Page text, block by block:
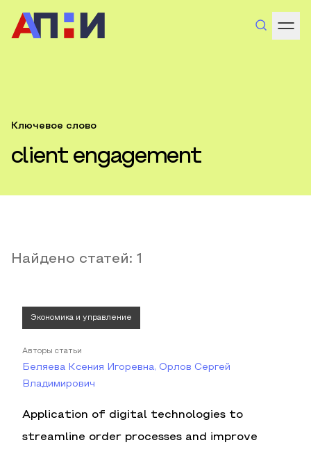
Ключевое слово
client engagement
Найдено статей: 1
Экономика и управление
Авторы статьи
Беляева Ксения Игоревна, Орлов Сергей
Владимирович
Application of digital technologies to
streamline order processes and improve